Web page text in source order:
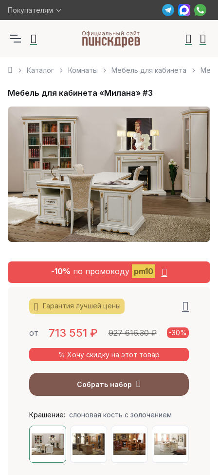
Покупателям
Каталог Комнаты Мебель для кабинета
Мебель для кабинета «Милана» #3
-10% по промокоду pm10
Гарантия лучшей цены
от 713 551 ₽ 927 616.30 ₽ -30%
% Хочу скидку на этот товар
Собрать набор
Крашение: слоновая кость с золочением